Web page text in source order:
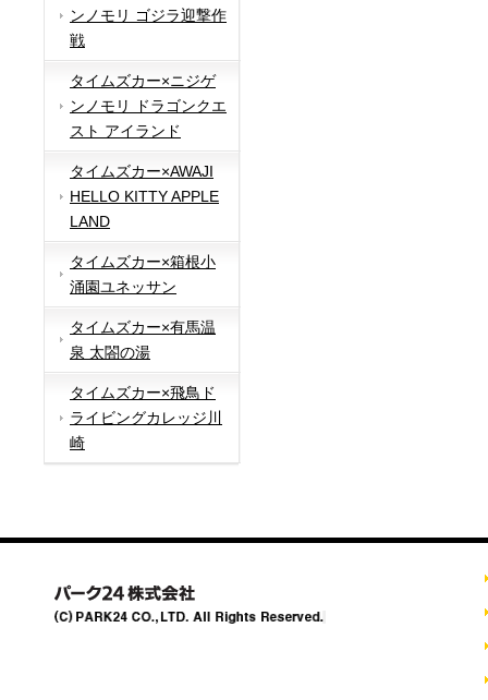
ンノモリ ゴジラ迎撃作
戦
タイムズカー×ニジゲ
ンノモリ ドラゴンクエ
スト アイランド
タイムズカー×AWAJI
HELLO KITTY APPLE
LAND
タイムズカー×箱根小
涌園ユネッサン
タイムズカー×有馬温
泉 太閤の湯
タイムズカー×飛鳥ド
ライビングカレッジ川
崎